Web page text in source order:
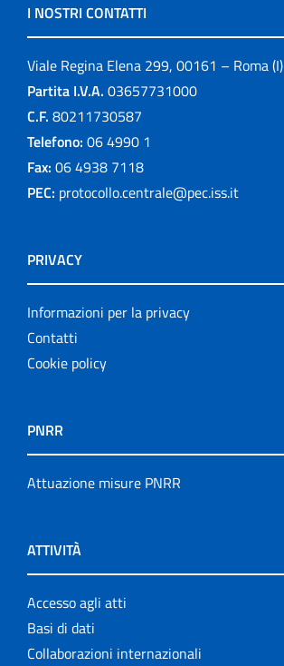
I NOSTRI CONTATTI
Viale Regina Elena 299, 00161 – Roma (I)
Partita I.V.A. 03657731000
C.F. 80211730587
Telefono: 06 4990 1
Fax: 06 4938 7118
PEC: protocollo.centrale@pec.iss.it
PRIVACY
Informazioni per la privacy
Contatti
Cookie policy
PNRR
Attuazione misure PNRR
ATTIVITÀ
Accesso agli atti
Basi di dati
Collaborazioni internazionali